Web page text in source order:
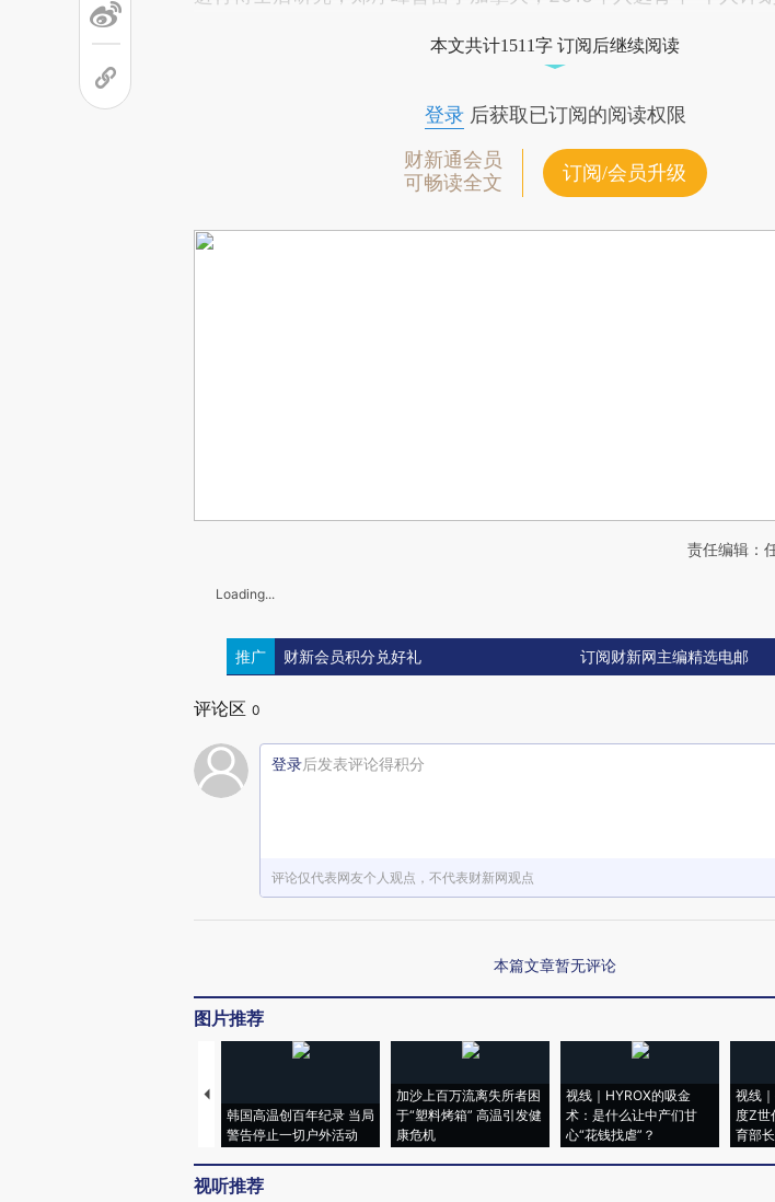
本文共计1511字 订阅后继续阅读
登录后获取已订阅的阅读权限
财新通会员
可畅读全文
订阅/会员升级
责任编辑：
Loading...
推广 财新会员积分兑好礼 订阅财新网主编精选电邮
评论区 0
登录后发表评论得积分
评论仅代表网友个人观点，不代表财新网观点
本篇文章暂无评论
图片推荐
韩国高温创百年纪录 当局
警告停止一切户外活动
加沙上百万流离失所者困
于“塑料烤箱” 高温引发健
康危机
视线｜HYROX的吸金
术：是什么让中产们甘
心“花钱找虐”？
视线
度Z世
育部
视听推荐